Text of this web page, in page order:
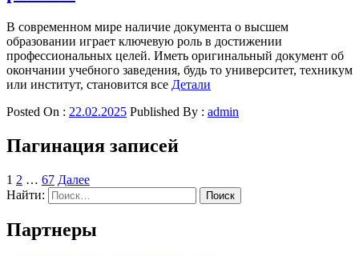
В современном мире наличие документа о высшем
образовании играет ключевую роль в достижении
профессиональных целей. Иметь оригинальный документ об
окончании учебного заведения, будь то университет, техникум
или институт, становится все Детали
Posted On : 22.02.2025 Published By : admin
Пагинация записей
1 2 … 67 Далее
Найти:
Партнеры